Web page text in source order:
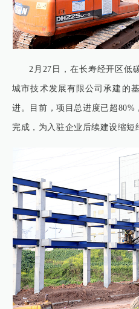
2月27日，在长寿经开区低
城市技术发展有限公司承建的
进。目前，项目总进度已超
完成，为入驻企业后续建设缩短